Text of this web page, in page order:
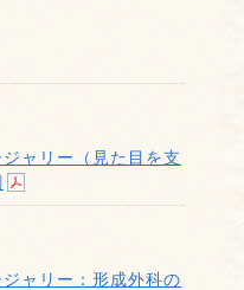
ャリー（見た目を支
ジャリー：形成外科の